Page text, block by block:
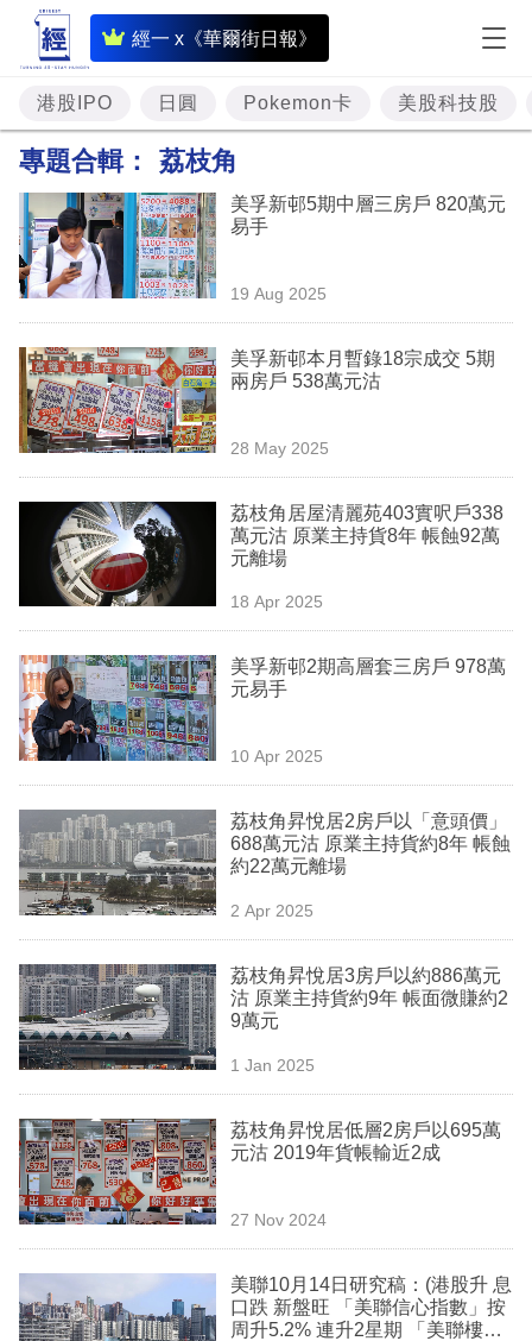
經一 x《華爾街日報》
即
時
財
經
題
投
資
樓
市
理
商
業
科
技
職
場
生
時
事
欄
訂
閱
區
港股IPO 日圓 Pokemon卡 美股科技股
專題合輯： 荔枝角
美孚新邨5期中層三房戶 820萬元
易手
19 Aug 2025
美孚新邨本月暫錄18宗成交 5期
兩房戶 538萬元沽
28 May 2025
荔枝角居屋清麗苑403實呎戶338
萬元沽 原業主持貨8年 帳蝕92萬
元離場
18 Apr 2025
美孚新邨2期高層套三房戶 978萬
元易手
10 Apr 2025
荔枝角昇悅居2房戶以「意頭價」
688萬元沽 原業主持貨約8年 帳蝕
約22萬元離場
2 Apr 2025
荔枝角昇悅居3房戶以約886萬元
沽 原業主持貨約9年 帳面微賺約2
9萬元
1 Jan 2025
荔枝角昇悅居低層2房戶以695萬
元沽 2019年貨帳輸近2成
27 Nov 2024
美聯10月14日研究稿：(港股升 息
口跌 新盤旺 「美聯信心指數」按
周升5.2% 連升2星期 「美聯樓價